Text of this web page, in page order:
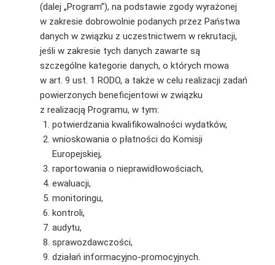
(dalej „Program”), na podstawie zgody wyrażonej
w zakresie dobrowolnie podanych przez Państwa
danych w związku z uczestnictwem w rekrutacji,
jeśli w zakresie tych danych zawarte są
szczególne kategorie danych, o których mowa
w art. 9 ust. 1 RODO, a także w celu realizacji zadań
powierzonych beneficjentowi w związku
z realizacją Programu, w tym:
potwierdzania kwalifikowalności wydatków,
wnioskowania o płatności do Komisji
Europejskiej,
raportowania o nieprawidłowościach,
ewaluacji,
monitoringu,
kontroli,
audytu,
sprawozdawczości,
działań informacyjno-promocyjnych.